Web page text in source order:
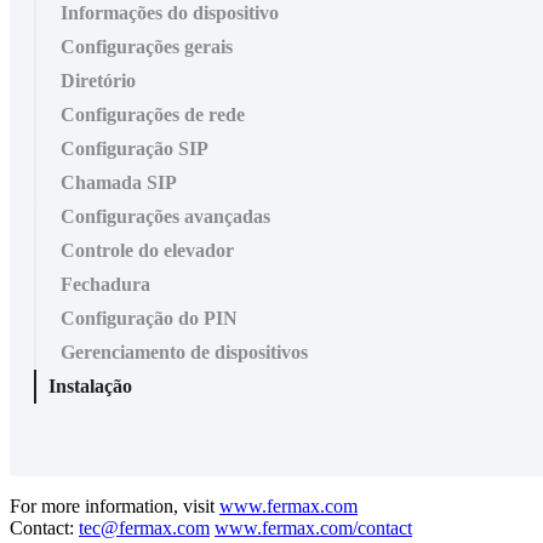
Informações do dispositivo
Configurações gerais
Diretório
Configurações de rede
Configuração SIP
Chamada SIP
Configurações avançadas
Controle do elevador
Fechadura
Configuração do PIN
Gerenciamento de dispositivos
Instalação
For more information, visit www.fermax.com
Contact: tec@fermax.com www.fermax.com/contact